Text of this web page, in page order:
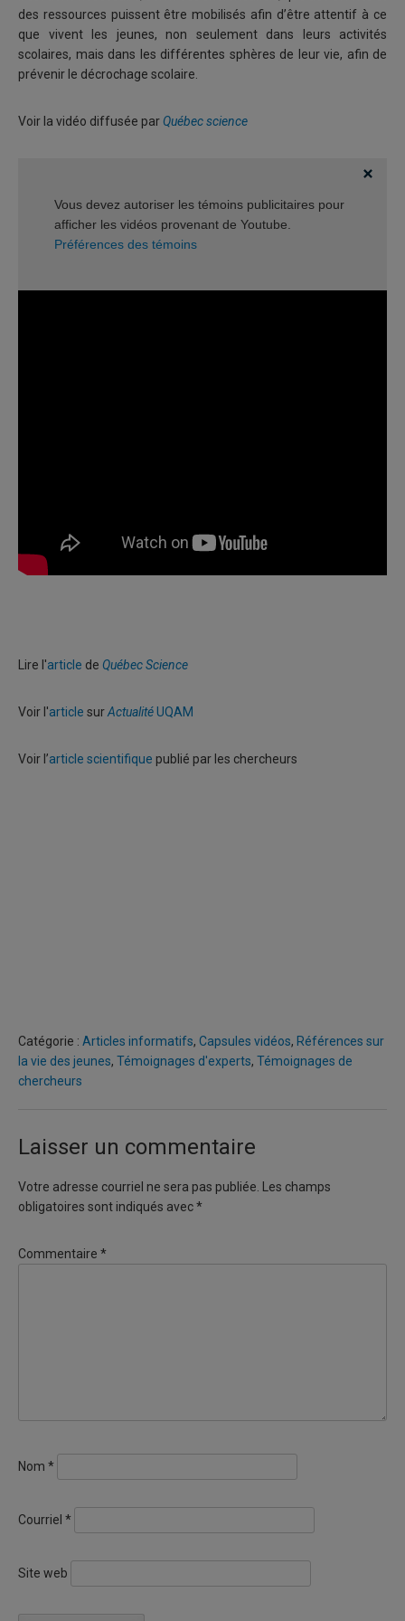
des ressources puissent être mobilisés afin d’être attentif à ce
que vivent les jeunes, non seulement dans leurs activités
scolaires, mais dans les différentes sphères de leur vie, afin de
prévenir le décrochage scolaire.
Voir la vidéo diffusée par Québec science
Vous devez autoriser les témoins publicitaires pour
afficher les vidéos provenant de Youtube.
Préférences des témoins
Lire l'article de Québec Science
Voir l'article surActualitéUQAM
Voir l’article scientifique publié par les chercheurs
Catégorie : Articles informatifs, Capsules vidéos, Références sur
la vie des jeunes, Témoignages d'experts, Témoignages de
chercheurs
Laisser un commentaire
Votre adresse courriel ne sera pas publiée.
Les champs
obligatoires sont indiqués avec*
Commentaire *
Nom *
Courriel *
Site web